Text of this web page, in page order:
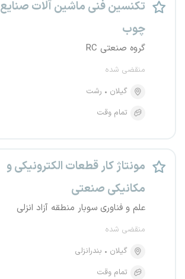
تکنسین فنی ماشین آلات صنایع
چوب
گروه صنعتی RC
منقضی شده
گیلان
رشت
تمام وقت
مونتاژ کار قطعات الکترونیکی و
مکانیکی صنعتی
علم و فناوری سوبار منطقه آزاد انزلی
منقضی شده
گیلان
بندرانزلی
تمام وقت